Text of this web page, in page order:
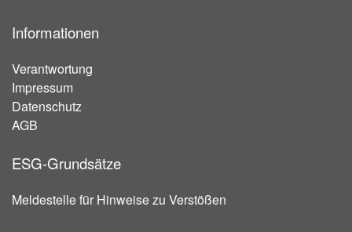
Informationen
Verantwortung
Impressum
Datenschutz
AGB
ESG-Grundsätze
Meldestelle für Hinweise zu Verstößen